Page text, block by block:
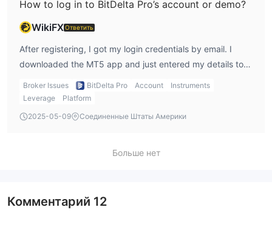
How to log in to BitDelta Pro’s account or demo?
WikiFXОтветить
After registering, I got my login credentials by email. I
downloaded the MT5 app and just entered my details to
access both demo and live environments easily.
Broker Issues BitDelta Pro Account
Instruments
Leverage
Platform
2025-05-09
Соединенные Штаты Америки
Больше нет
Комментарий 12